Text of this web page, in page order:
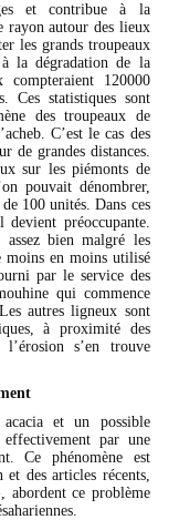
et contribue à la
rayon autour des lieux
les grands troupeaux
la dégradation de la
120000
Ces statistiques sont
des troupeaux de
C’est le cas des
de grandes distances.
sur les piémonts de
pouvait dénombrer,
100 unités. Dans ces
préoccupante.
assez bien malgré les
moins en moins utilisé
par le service des
qui commence
autres ligneux sont
à proximité des
s’en trouve
et un possible
effectivement par une
Ce phénomène est
et des articles récents,
abordent ce problème